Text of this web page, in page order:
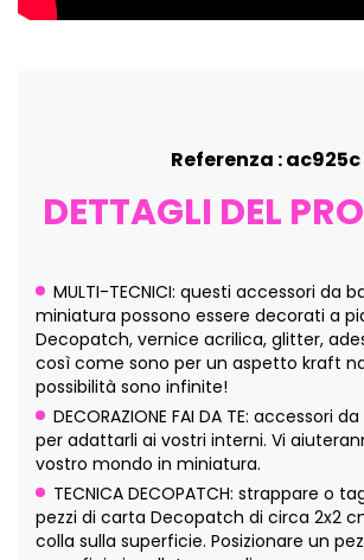
Referenza : ac925c
DETTAGLI DEL
MULTI-TECNICI: questi accessori da
miniatura possono essere decorati a
Decopatch, vernice acrilica, glitter,
così come sono per un aspetto kraft
possibilità sono infinite!
DECORAZIONE FAI DA TE: accessori
per adattarli ai vostri interni. Vi
vostro mondo in miniatura.
TECNICA DECOPATCH: strappare o
pezzi di carta Decopatch di circa 2x2
colla sulla superficie. Posizionare un